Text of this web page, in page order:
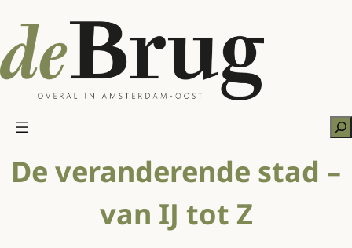
naar
de
inhoud
De veranderende stad –
van IJ tot Z